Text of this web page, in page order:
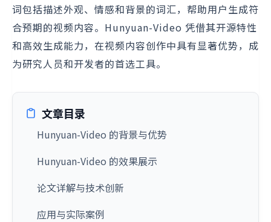
词包括描述外观、情感和背景的词汇，帮助用户生成符
合预期的视频内容。Hunyuan-Video 凭借其开源特性
和高效生成能力，在视频内容创作中具有显著优势，成
为研究人员和开发者的首选工具。
文章目录
Hunyuan-Video 的背景与优势
Hunyuan-Video 的效果展示
论文详解与技术创新
应用与实际案例